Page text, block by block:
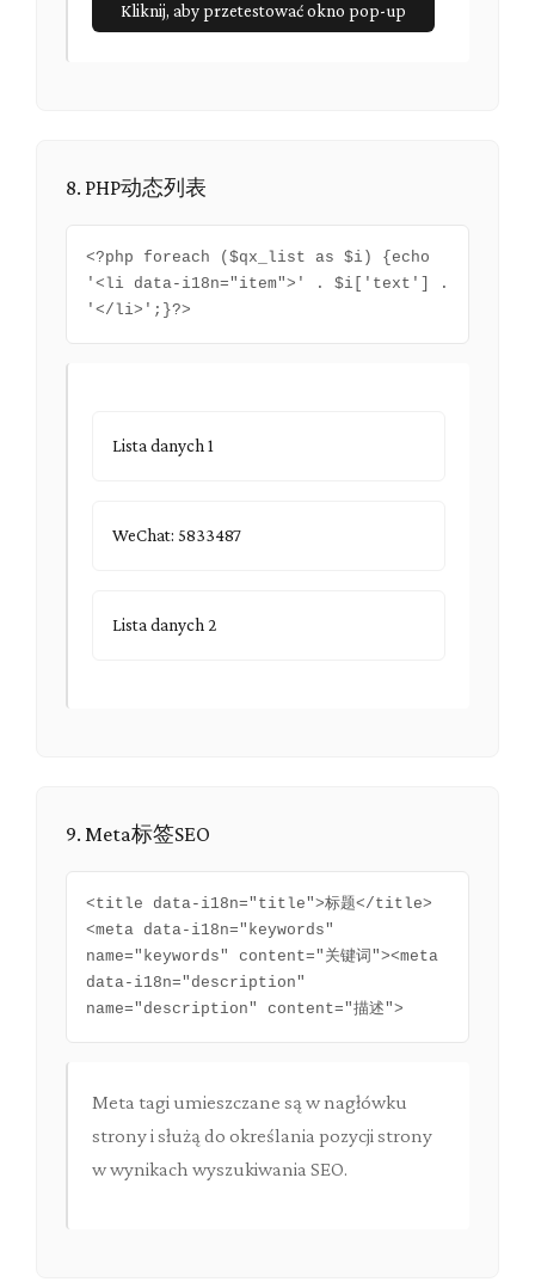
Kliknij, aby przetestować okno pop-up
8. PHP动态列表
<?php foreach ($qx_list as $i) {echo
'<li data-i18n="item">' . $i['text'] .
'</li>';}?>
Lista danych 1
WeChat: 5833487
Lista danych 2
9. Meta标签SEO
<title data-i18n="title">标题</title>
<meta data-i18n="keywords"
name="keywords" content="关键词"><meta
data-i18n="description"
name="description" content="描述">
Meta tagi umieszczane są w nagłówku
strony i służą do określania pozycji strony
w wynikach wyszukiwania SEO.